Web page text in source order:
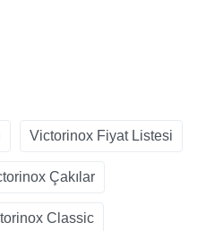
Victorinox Fiyat Listesi
Çakılar
Classic